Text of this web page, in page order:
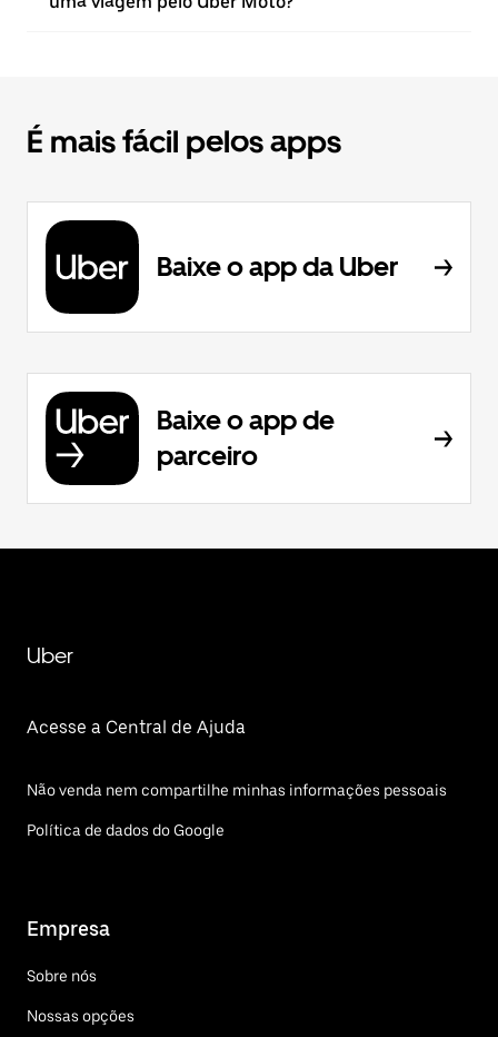
É mais fácil pelos apps
Baixe o app da Uber
Baixe o app de
parceiro
Uber
Acesse a Central de Ajuda
Não venda nem compartilhe minhas informações pessoais
Política de dados do Google
Empresa
Sobre nós
Nossas opções